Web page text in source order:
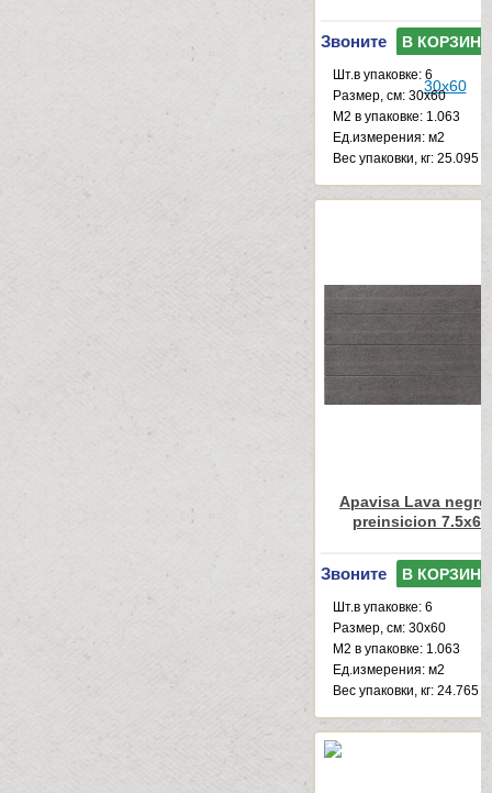
Звоните В КОРЗИНУ
Шт.в упаковке: 6
Размер, см: 30x60
М2 в упаковке: 1.063
Ед.измерения: м2
Веc упаковки, кг: 25.095
Apavisa Lava
preinsicion 7.5x60
Звоните В КОРЗИНУ
Шт.в упаковке: 6
Размер, см: 30x60
М2 в упаковке: 1.063
Ед.измерения: м2
Веc упаковки, кг: 24.765